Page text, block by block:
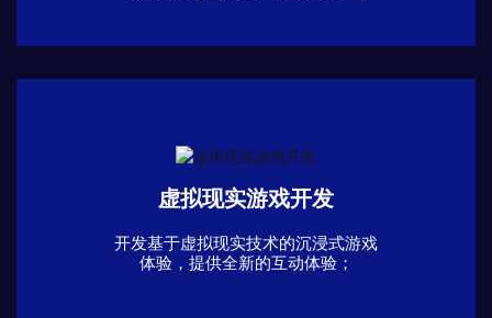
虚拟现实游戏开发
开发基于虚拟现实技术的沉浸式游戏
体验，提供全新的互动体验；